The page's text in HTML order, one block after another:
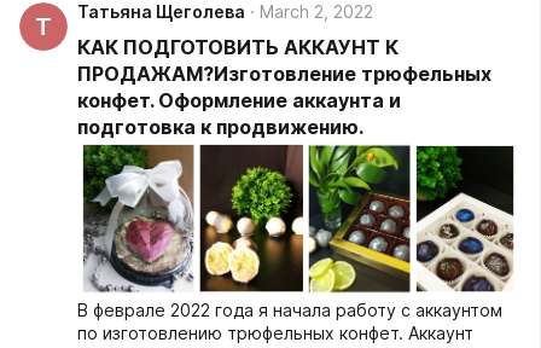
Т
Татьяна Щеголева March 2, 2022
КАК ПОДГОТОВИТЬ АККАУНТ К
ПРОДАЖАМ?Изготовление трюфельных
конфет. Оформление аккаунта и
подготовка к продвижению.
В феврале 2022 года я начала работу с аккаунтом
по изготовлению трюфельных конфет. Аккаунт